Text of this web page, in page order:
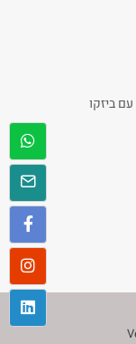
ביזקו